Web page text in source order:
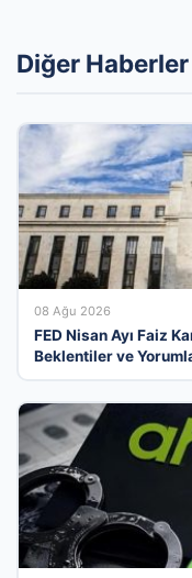
Diğer Haberler
08 Ağu 2026
FED Nisan Ayı Faiz
Beklentiler ve